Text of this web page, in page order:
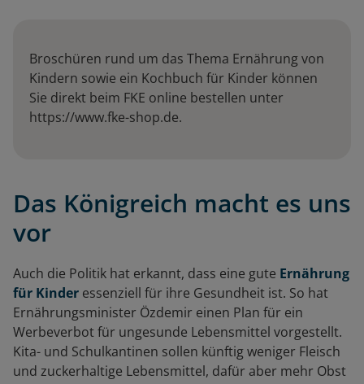
Broschüren rund um das Thema Ernährung von
Kindern sowie ein Kochbuch für Kinder können
Sie direkt beim FKE online bestellen unter
https://www.fke-shop.de.
Das Königreich macht es uns
vor
Auch die Politik hat erkannt, dass eine gute Ernährung
für Kinder essenziell für ihre Gesundheit ist. So hat
Ernährungsminister Özdemir einen Plan für ein
Werbeverbot für ungesunde Lebensmittel vorgestellt.
Kita- und Schulkantinen sollen künftig weniger Fleisch
und zuckerhaltige Lebensmittel, dafür aber mehr Obst